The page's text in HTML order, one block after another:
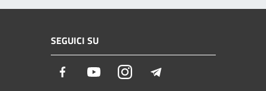
SEGUICI SU
Facebook YoutubeInstagram